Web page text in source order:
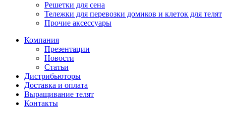
Решетки для сена
Тележки для перевозки домиков и клеток для телят
Прочие аксессуары
Компания
Презентации
Новости
Статьи
Дистрибьюторы
Доставка и оплата
Выращивание телят
Контакты